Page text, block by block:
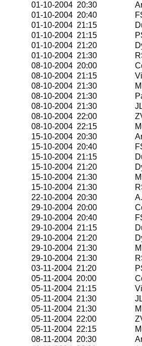
01-10-2004 20:30
01-10-2004 20:40
01-10-2004 21:15
01-10-2004 21:15
01-10-2004 21:20
01-10-2004 21:30
08-10-2004 20:00
08-10-2004 21:15
08-10-2004 21:30
08-10-2004 21:30
08-10-2004 21:30
08-10-2004 22:00
08-10-2004 22:15
15-10-2004 20:30
15-10-2004 20:40
15-10-2004 21:15
15-10-2004 21:20
15-10-2004 21:30
15-10-2004 21:30
22-10-2004 20:30
29-10-2004 20:00
29-10-2004 20:40
29-10-2004 21:15
29-10-2004 21:20
29-10-2004 21:30
29-10-2004 21:30
03-11-2004 21:20
05-11-2004 20:00
05-11-2004 21:15
05-11-2004 21:30
05-11-2004 21:30
05-11-2004 22:00
05-11-2004 22:15
08-11-2004 20:30